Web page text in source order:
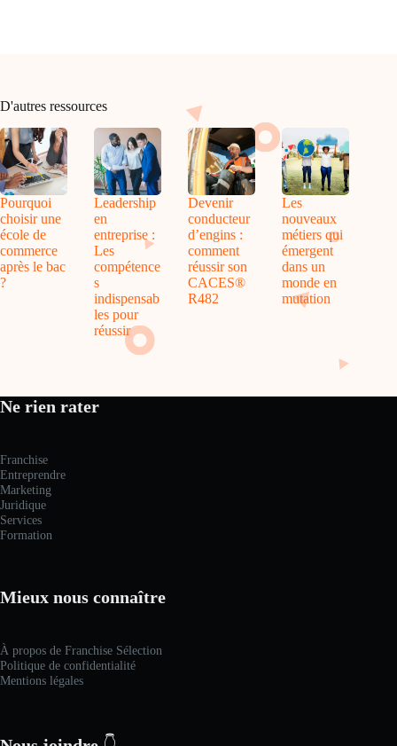
D'autres ressources
Pourquoi
choisir une
école de
commerce
après le bac
?
Leadership
en
entreprise :
Les
compétence
s
indispensab
les pour
réussir
Devenir
conducteur
d’engins :
comment
réussir son
CACES®
R482
Les
nouveaux
métiers qui
émergent
dans un
monde en
mutation
Ne rien rater
Franchise
Entreprendre
Marketing
Juridique
Services
Formation
Mieux nous connaître
À propos de Franchise Sélection
Politique de confidentialité
Mentions légales